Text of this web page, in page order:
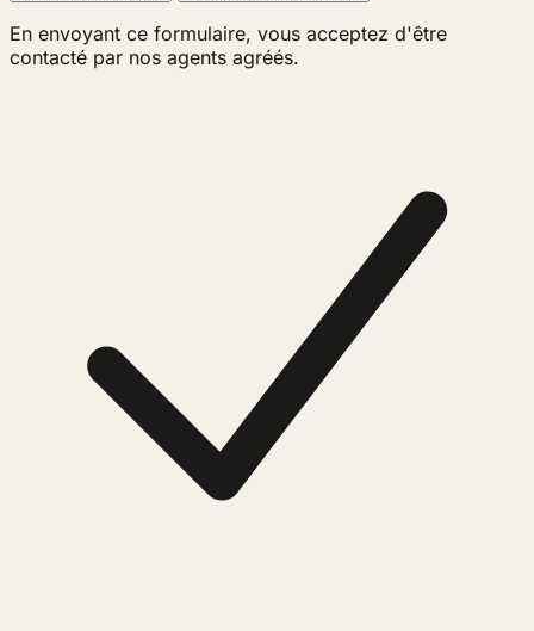
En envoyant ce formulaire, vous acceptez d'être
contacté par nos agents agréés.